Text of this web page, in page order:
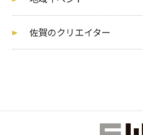
佐賀のクリエイター